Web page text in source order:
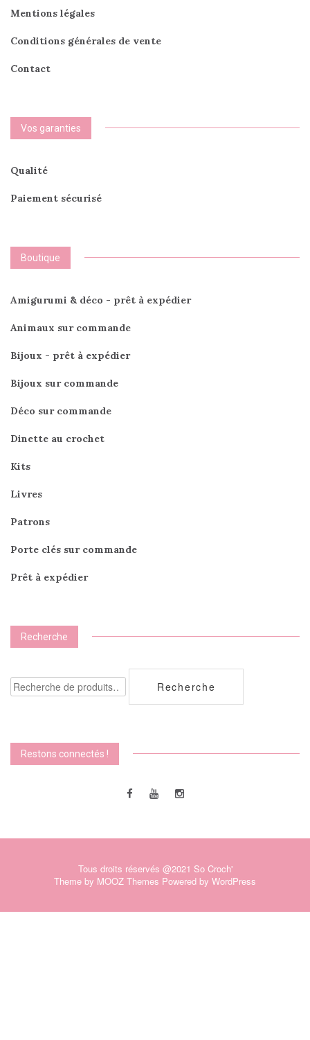
Mentions légales
Conditions générales de vente
Contact
Vos garanties
Qualité
Paiement sécurisé
Boutique
Amigurumi & déco - prêt à expédier
Animaux sur commande
Bijoux - prêt à expédier
Bijoux sur commande
Déco sur commande
Dinette au crochet
Kits
Livres
Patrons
Porte clés sur commande
Prêt à expédier
Recherche
Recherche
pour :
Recherche
Restons connectés !
Tous droits réservés @2021 So Croch'
Theme by MOOZ Themes Powered by WordPress